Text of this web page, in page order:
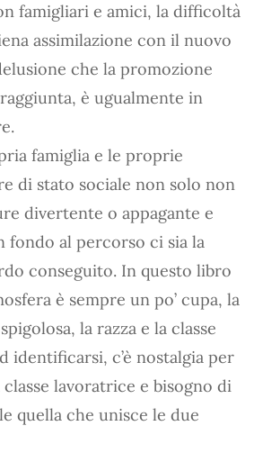
famigliari e amici, la difficoltà
assimilazione con il nuovo
che la promozione
è ugualmente in
famiglia e le proprie
di stato sociale non solo non
divertente o appagante e
fondo al percorso ci sia la
conseguito. In questo libro
è sempre un po’ cupa, la
la razza e la classe
identificarsi, c’è nostalgia per
lavoratrice e bisogno di
quella che unisce le due